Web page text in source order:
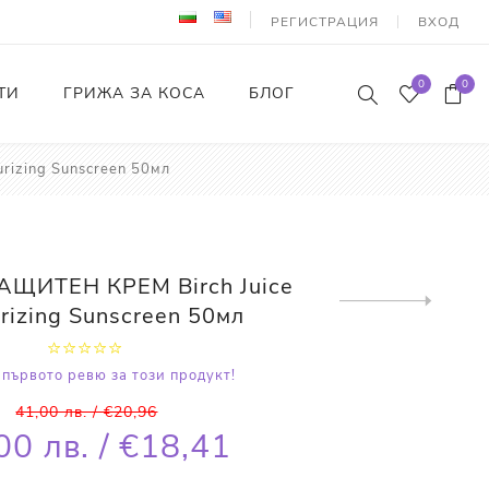
РЕГИСТРАЦИЯ ВХОД
ГРИЖА ЗА КОСА БЛОГ 0 0
Sunscreen 50мл
КРЕМ Birch Juice
Sunscreen 50мл
ревю за този продукт!
41,00 лв. / €20,96
лв. / €18,41